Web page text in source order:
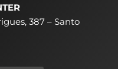
387 – Santo